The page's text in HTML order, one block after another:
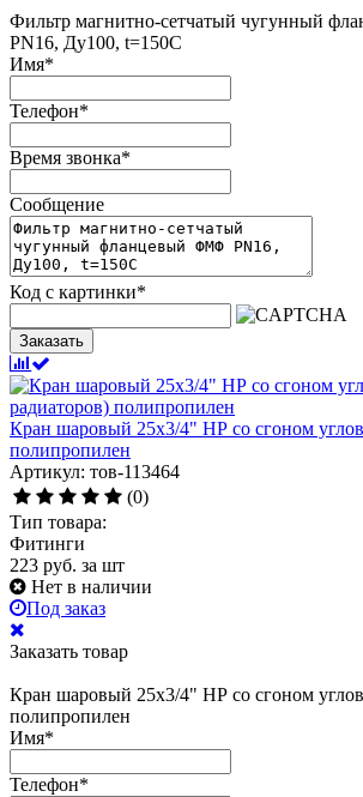
Фильтр магнитно-сетчатый чугунный
PN16, Ду100, t=150C
Имя*
Телефон*
Время звонка*
Сообщение
Код с картинки*
Заказать
Кран шаровый 25х3/4" НР со сгоном
полипропилен
Артикул: тов-113464
(0)
Тип товара:
Фитинги
223 руб. за шт
Нет в наличии
Под заказ
Заказать товар
Кран шаровый 25х3/4" НР со сгоном
полипропилен
Имя*
Телефон*